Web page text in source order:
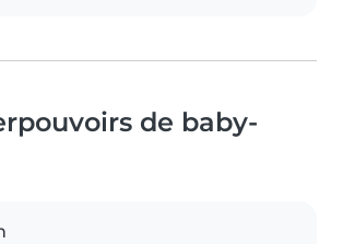
de baby-